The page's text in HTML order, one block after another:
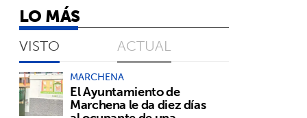
LO MÁS
VISTO ACTUAL
MARCHENA
El Ayuntamiento de
Marchena le da diez días